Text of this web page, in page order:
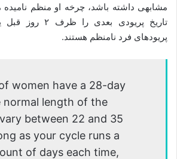
مشابهی داشته باشد، چرخه او منظم نامیده
تاریخ پریودی بعدی
پریودهای فرد نامنظم هستند.
women have a 28-day
normal length of the
between 22 and 35
as your cycle runs a
of days each time,